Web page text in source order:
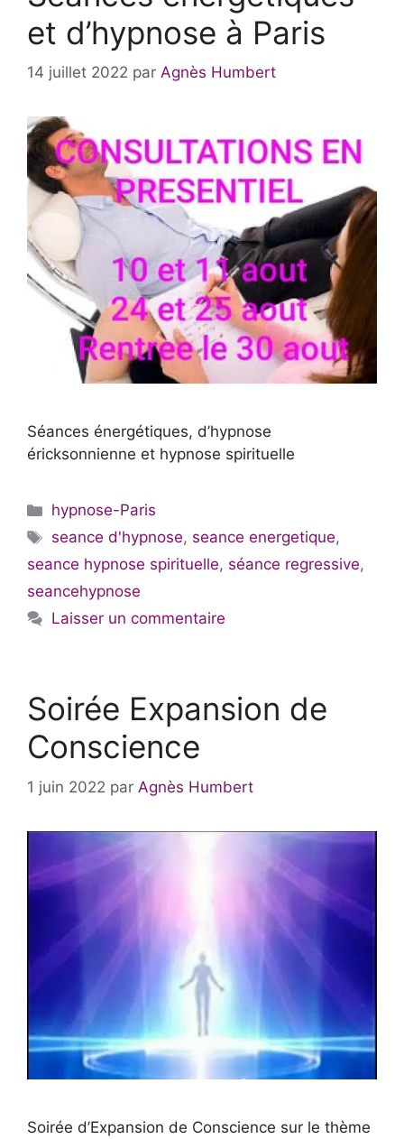
et d’hypnose à Paris
14 juillet 2022 par Agnès Humbert
Séances énergétiques, d’hypnose
éricksonnienne et hypnose spirituelle
Catégories
hypnose-Paris
Étiquettes
seance d'hypnose, seance energetique,
seance hypnose spirituelle, séance regressive,
seancehypnose
Laisser un commentaire
Soirée Expansion de
Conscience
1 juin 2022 par Agnès Humbert
Soirée d’Expansion de Conscience sur le thème